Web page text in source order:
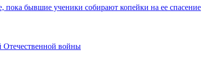
бывшие ученики собирают копейки на ее спасение
войны